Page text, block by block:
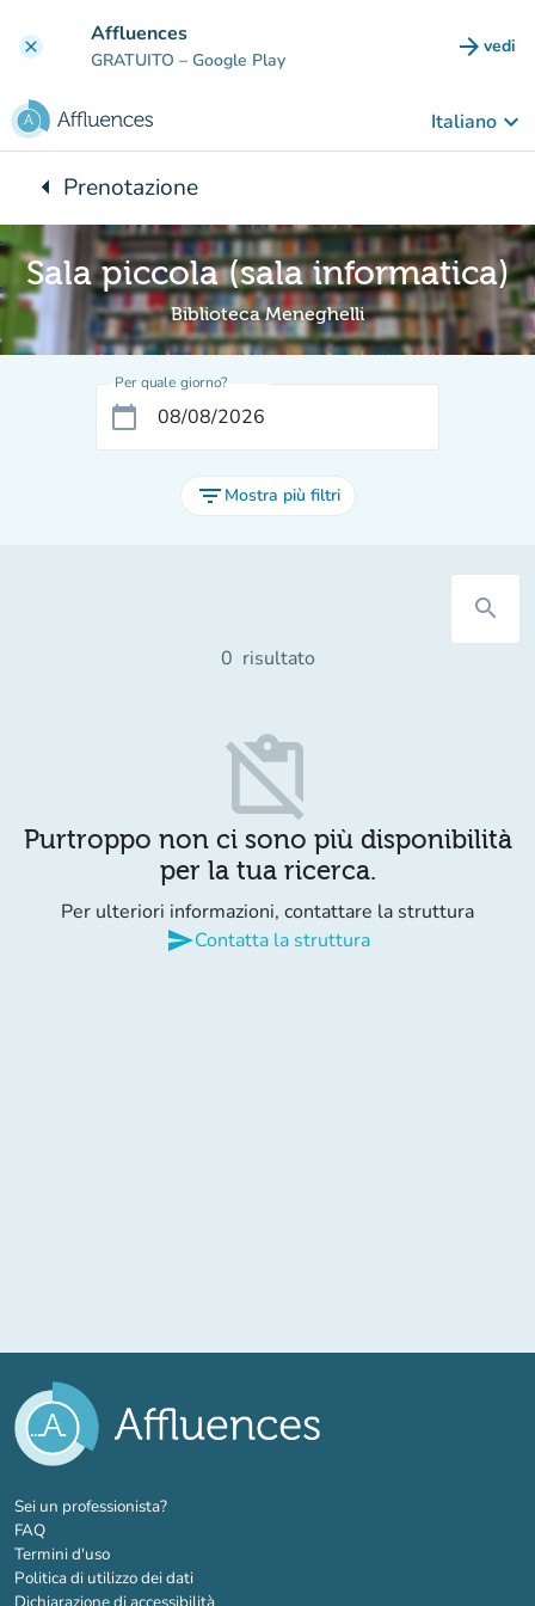
clear Affluences
GRATUITO – Google Play arrow_forward vedi
Italiano keyboard_arrow_down
arrow_leftTorna a:
Prenotazione
Sala piccola (sala informatica)
Biblioteca Meneghelli
Per quale giorno?
calendar_today
filter_list Mostra più filtri
search
0 risultato
content_paste_off
Purtroppo non ci sono più disponibilità
per la tua ricerca.
Per ulteriori informazioni, contattare la struttura
sendContatta la struttura
Sei un professionista?(nuova scheda)
FAQ
Termini d'uso
Politica di utilizzo dei dati